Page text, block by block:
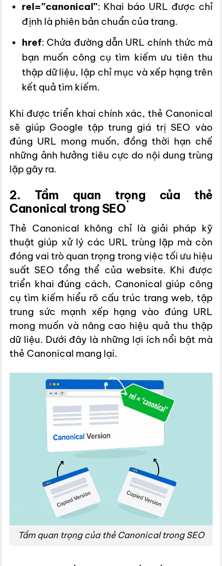
rel=”canonical”: Khai báo URL được chỉ
định là phiên bản chuẩn của trang.
href: Chứa đường dẫn URL chính thức mà
bạn muốn công cụ tìm kiếm ưu tiên thu
thập dữ liệu, lập chỉ mục và xếp hạng trên
kết quả tìm kiếm.
Khi được triển khai chính xác, thẻ Canonical
sẽ giúp Google tập trung giá trị SEO vào
đúng URL mong muốn, đồng thời hạn chế
những ảnh hưởng tiêu cực do nội dung trùng
lặp gây ra.
2. Tầm quan trọng của thẻ
Canonical trong SEO
Thẻ Canonical không chỉ là giải pháp kỹ
thuật giúp xử lý các URL trùng lặp mà còn
đóng vai trò quan trọng trong việc tối ưu hiệu
suất SEO tổng thể của website. Khi được
triển khai đúng cách, Canonical giúp công
cụ tìm kiếm hiểu rõ cấu trúc trang web, tập
trung sức mạnh xếp hạng vào đúng URL
mong muốn và nâng cao hiệu quả thu thập
dữ liệu. Dưới đây là những lợi ích nổi bật mà
thẻ Canonical mang lại.
Tầm quan trọng của thẻ Canonical trong SEO